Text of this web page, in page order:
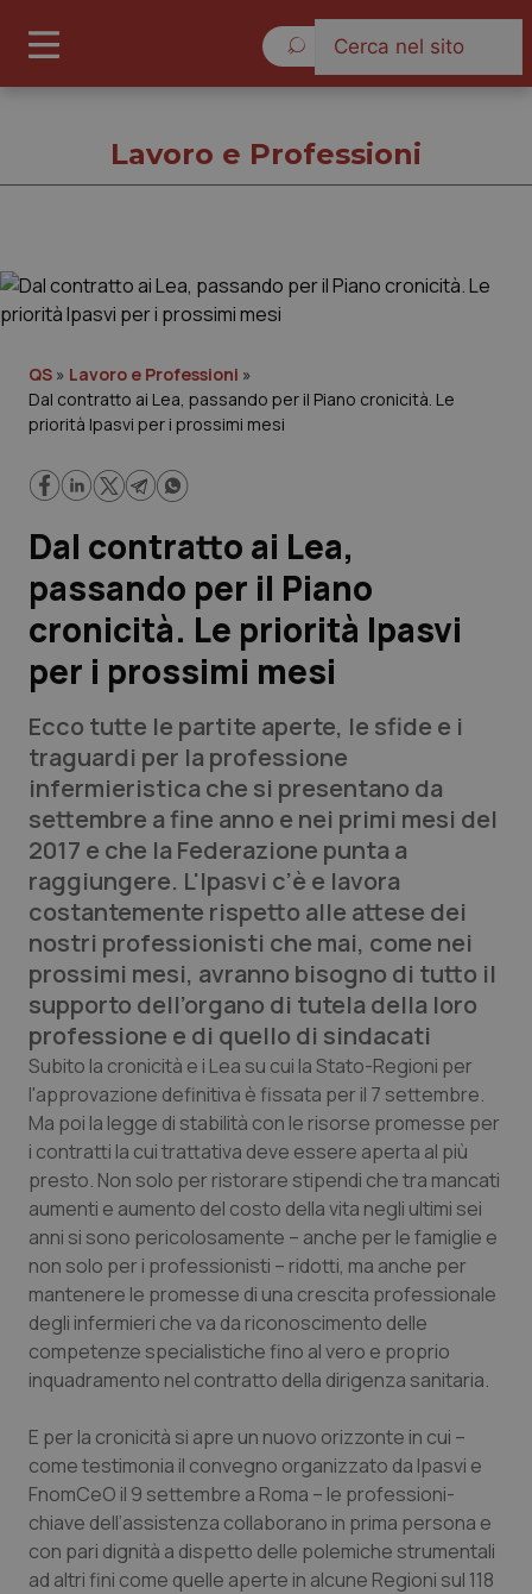
Governo e Parlamento
Regioni e Asl
Lavoro e Professioni
Scienza e Farmaci
Studi e Analisi
Lettere al direttore
Edizioni Regionali
QS Pro
Professionisti Sanitari.AI
Abruzzo
Basilicata
Calabria
Campania
Emilia-Romagna
Friuli Venezia Giulia
Lazio
Liguria
Lombardia
Marche
Molise
QS Pro Gold
Artrite & artrosi
Asma & BPCO
Car-T
Colesterolo & coronaropatie
Dermatite Atopica
Diabete & glucometri
Disturbi dell’umore
Dolore
Donna & Salute
Epatiti
QS Club Newsletter
Lavoro e Professioni
QS » Lavoro e Professioni »
Dal contratto ai Lea, passando per il Piano cronicità. Le
priorità Ipasvi per i prossimi mesi
Dal contratto ai Lea,
passando per il Piano
cronicità. Le priorità Ipasvi
per i prossimi mesi
Ecco tutte le partite aperte, le sfide e i
traguardi per la professione
infermieristica che si presentano da
settembre a fine anno e nei primi mesi del
2017 e che la Federazione punta a
raggiungere. L'Ipasvi c’è e lavora
costantemente rispetto alle attese dei
nostri professionisti che mai, come nei
prossimi mesi, avranno bisogno di tutto il
supporto dell’organo di tutela della loro
professione e di quello di sindacati
Subito la cronicità e i Lea su cui la Stato-Regioni per
l'approvazione definitiva è fissata per il 7 settembre.
Ma poi la legge di stabilità con le risorse promesse per
i contratti la cui trattativa deve essere aperta al più
presto. Non solo per ristorare stipendi che tra mancati
aumenti e aumento del costo della vita negli ultimi sei
anni si sono pericolosamente – anche per le famiglie e
non solo per i professionisti – ridotti, ma anche per
mantenere le promesse di una crescita professionale
degli infermieri che va da riconoscimento delle
competenze specialistiche fino al vero e proprio
inquadramento nel contratto della dirigenza sanitaria.
E per la cronicità si apre un nuovo orizzonte in cui –
come testimonia il convegno organizzato da Ipasvi e
FnomCeO il 9 settembre a Roma – le professioni-
chiave dell’assistenza collaborano in prima persona e
con pari dignità a dispetto delle polemiche strumentali
ad altri fini come quelle aperte in alcune Regioni sul 118